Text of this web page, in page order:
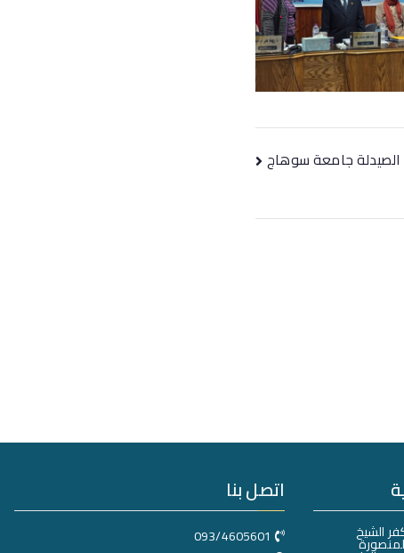
الصيدلة جامعة سوهاج
الشيخ
اتصل بنا
093/4605601